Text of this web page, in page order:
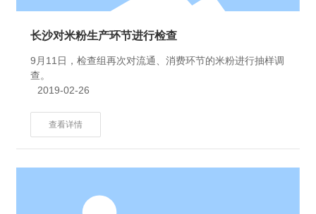
长沙对米粉生产环节进行检查
9月11日，检查组再次对流通、消费环节的米粉进行抽样调
查。
2019-02-26
查看详情